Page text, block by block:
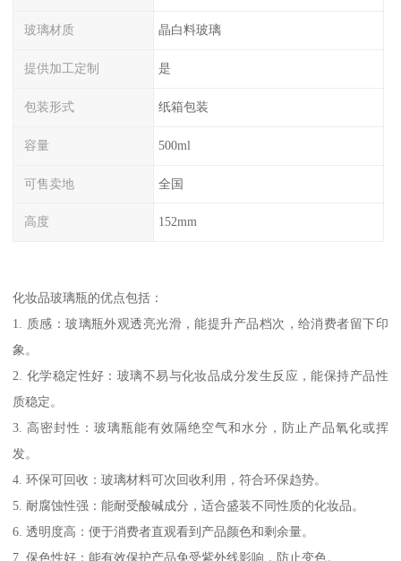
玻璃材质 晶白料玻璃
提供加工定制 是
包装形式 纸箱包装
容量 500ml
可售卖地 全国
高度 152mm
化妆品玻璃瓶的优点包括：
1. 质感：玻璃瓶外观透亮光滑，能提升产品档次，给消费者留下印
象。
2. 化学稳定性好：玻璃不易与化妆品成分发生反应，能保持产品性
质稳定。
3. 高密封性：玻璃瓶能有效隔绝空气和水分，防止产品氧化或挥
发。
4. 环保可回收：玻璃材料可次回收利用，符合环保趋势。
5. 耐腐蚀性强：能耐受酸碱成分，适合盛装不同性质的化妆品。
6. 透明度高：便于消费者直观看到产品颜色和剩余量。
7. 保色性好：能有效保护产品免受紫外线影响，防止变色。